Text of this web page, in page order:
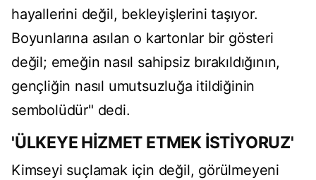
hayallerini değil, bekleyişlerini taşıyor.
Boyunlarına asılan o kartonlar bir gösteri
değil; emeğin nasıl sahipsiz bırakıldığının,
gençliğin nasıl umutsuzluğa itildiğinin
sembolüdür" dedi.
'ÜLKEYE HİZMET ETMEK İSTİYORUZ'
Kimseyi suçlamak için değil, görülmeyeni